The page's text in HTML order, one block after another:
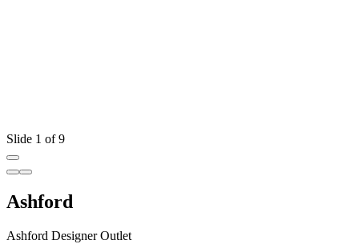
Slide 1 of 9
Ashford
Ashford Designer Outlet